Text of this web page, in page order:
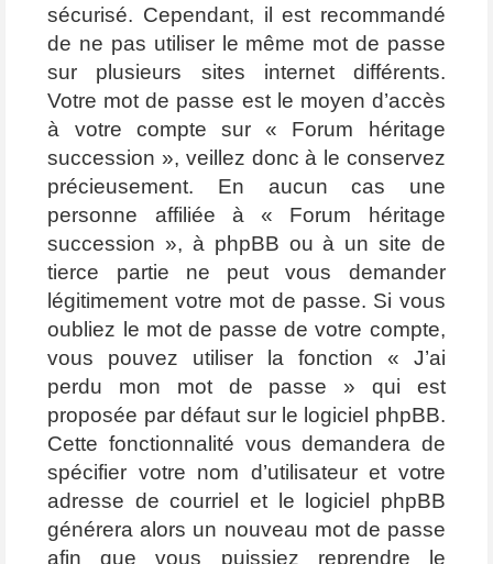
sécurisé. Cependant, il est recommandé
de ne pas utiliser le même mot de passe
sur plusieurs sites internet différents.
Votre mot de passe est le moyen d’accès
à votre compte sur « Forum héritage
succession », veillez donc à le conservez
précieusement. En aucun cas une
personne affiliée à « Forum héritage
succession », à phpBB ou à un site de
tierce partie ne peut vous demander
légitimement votre mot de passe. Si vous
oubliez le mot de passe de votre compte,
vous pouvez utiliser la fonction « J’ai
perdu mon mot de passe » qui est
proposée par défaut sur le logiciel phpBB.
Cette fonctionnalité vous demandera de
spécifier votre nom d’utilisateur et votre
adresse de courriel et le logiciel phpBB
générera alors un nouveau mot de passe
afin que vous puissiez reprendre le